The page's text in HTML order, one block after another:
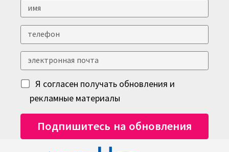
Я согласен получать обновления и
рекламные материалы